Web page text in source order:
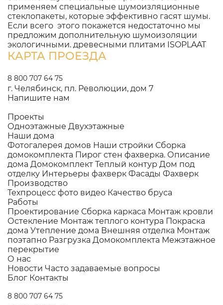
применяем специальные шумоизляционные
стеклопакеты, которые эффективно гасят шумы.
Если всего этого покажется недостаточно мы
предложим дополнительную шумоизоляции
экологичными. древесными плитами ISOPLAAT
КАРТА ПРОЕЗДА
8 800 707 64 75
г. Челябинск, пл. Революции, дом 7
Напишите нам
Проекты
Одноэтажные Двухэтажные
Наши дома
Фотогалерея домов Наши стройки Сборка
домокомплекта Пирог стен фахверка. Описание
дома Домокомплект Теплый контур Дом под
отделку Интерьеры фахверк Фасады Фахверк
Производство
Техпроцесс фото видео Качество бруса
Работы
Проектирование Сборка каркаса Монтаж кровли
Остекление Монтаж теплого контура Покраска
дома Утепление дома Внешняя отделка Монтаж
поэтапно Разгрузка Домокомплекта Межэтажное
перекрытие
О нас
Новости Часто задаваемые вопросы
Блог Контакты
8 800 707 64 75